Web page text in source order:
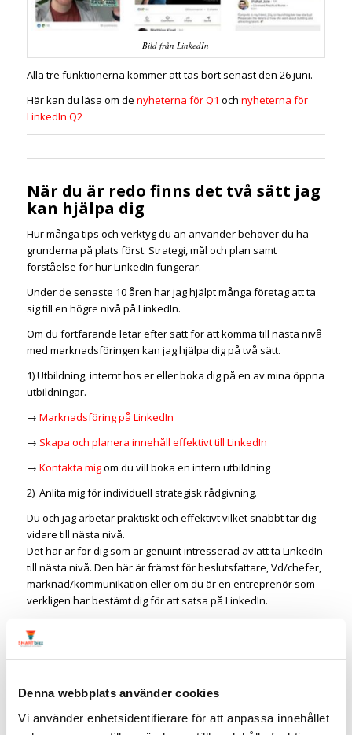
Denna webbplats använder cookies
Vi använder enhetsidentifierare för att anpassa innehållet
Bild från LinkedIn
Alla tre funktionerna kommer att tas bort senast den 26 juni.
Här kan du läsa om de nyheterna för Q1 och nyheterna för
LinkedIn Q2
När du är redo finns det två sätt jag
kan hjälpa dig
Hur många tips och verktyg du än använder behöver du ha
grunderna på plats först. Strategi, mål och plan samt
förståelse för hur LinkedIn fungerar.
Under de senaste 10 åren har jag hjälpt många företag att ta
sig till en högre nivå på LinkedIn.
Om du fortfarande letar efter sätt för att komma till nästa nivå
med marknadsföringen kan jag hjälpa dig på två sätt.
1) Utbildning, internt hos er eller boka dig på en av mina öppna
utbildningar.
→ Marknadsföring på LinkedIn
→ Skapa och planera innehåll effektivt till LinkedIn
→ Kontakta migom du vill boka en intern utbildning
2) Anlita mig för individuell strategisk rådgivning.
Du och jag arbetar praktiskt och effektivt vilket snabbt tar dig
vidare till nästa nivå.
Det här är för dig som är genuint intresserad av att ta LinkedIn
till nästa nivå. Den här är främst för beslutsfattare, Vd/chefer,
marknad/kommunikation eller om du är en entreprenör som
verkligen har bestämt dig för att satsa på LinkedIn.
rekommenderar jag 10 timmar.
OBS! Dessa uppdrag är helt skräddarsydda och tas i mån av
→Kontakta migför ett kort samtal.